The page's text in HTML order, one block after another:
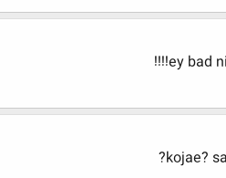
ey bad
kojae?